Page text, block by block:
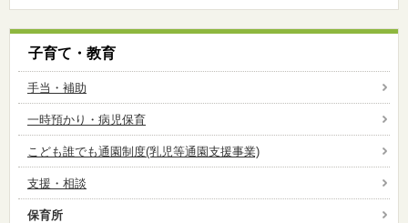
子育て・教育
手当・補助
一時預かり・病児保育
こども誰でも通園制度(乳児等通園支援事業)
支援・相談
保育所